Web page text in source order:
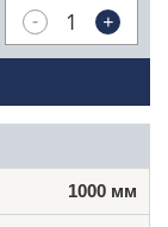
- +
1000 мм